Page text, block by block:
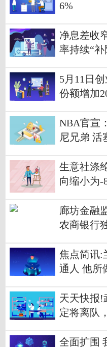
6%
净息差收
率持续“补
5月11日
份额增加
NBA官宣
尼兄弟 活
生意社涤
向缩小为-
廊坊金融
农商银行
焦点简讯:
通人 他所
天天快报!
定将离队
全面扩围